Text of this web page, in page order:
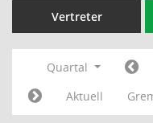
Vertreter
Quartal
Aktuell